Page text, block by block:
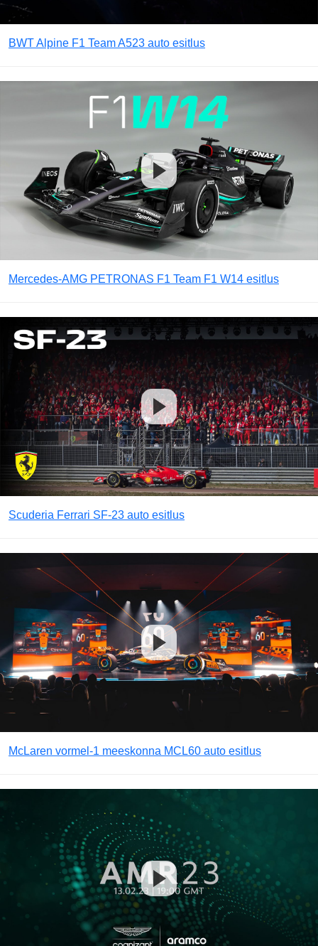
BWT Alpine F1 Team A523 auto esitlus
Mercedes-AMG PETRONAS F1 Team F1 W14 esitlus
Scuderia Ferrari SF-23 auto esitlus
McLaren vormel-1 meeskonna MCL60 auto esitlus